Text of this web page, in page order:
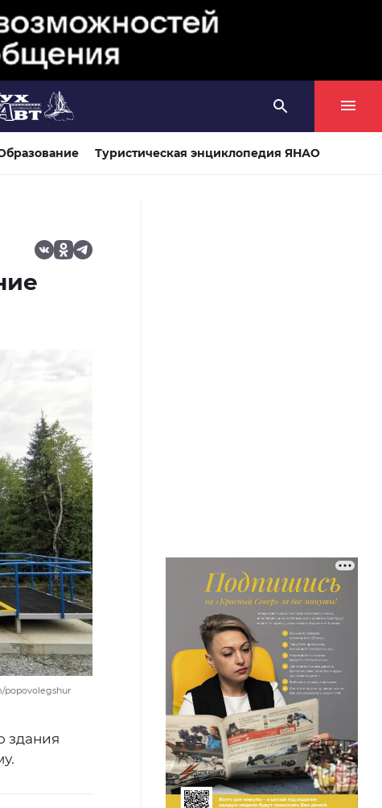
Туристическая энциклопедия ЯНАО
popovolegshur
здания